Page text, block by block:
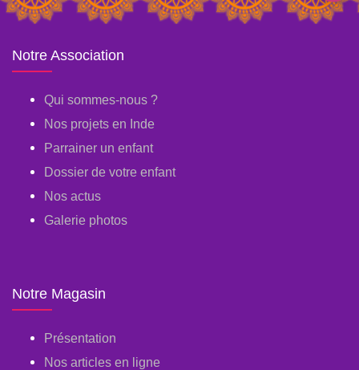
Notre Association
Qui sommes-nous ?
Nos projets en Inde
Parrainer un enfant
Dossier de votre enfant
Nos actus
Galerie photos
Notre Magasin
Présentation
Nos articles en ligne